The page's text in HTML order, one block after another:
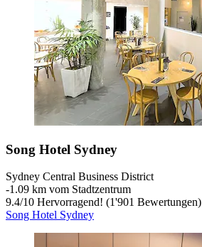
Song Hotel Sydney
Sydney Central Business District
‐1.09 km vom Stadtzentrum
9.4/10 Hervorragend! (1'901 Bewertungen)
Song Hotel Sydney